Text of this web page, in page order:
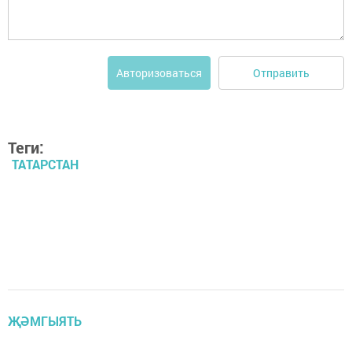
Авторизоваться Отправить
Теги:
ТАТАРСТАН
ҖӘМГЫЯТЬ